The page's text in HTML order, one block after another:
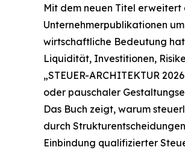
Mit dem neuen Titel
Unternehmerpublikationen
wirtschaftliche Bedeutung
Liquidität, Investitionen,
„STEUER-ARCHITEKTUR
oder pauschaler
Das Buch zeigt, warum
durch
Einbindung qualifizierter